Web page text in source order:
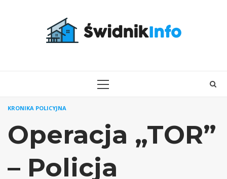
PRIMARY
KRONIKA POLICYJNA
Operacja „TOR”
– Policja